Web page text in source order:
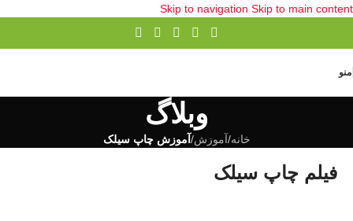
Skip to navigation Skip to main content
منو
وبلاگ
خانه/آموزش/ آموزش چاپ سیلک
فیلم چاپ سیلک